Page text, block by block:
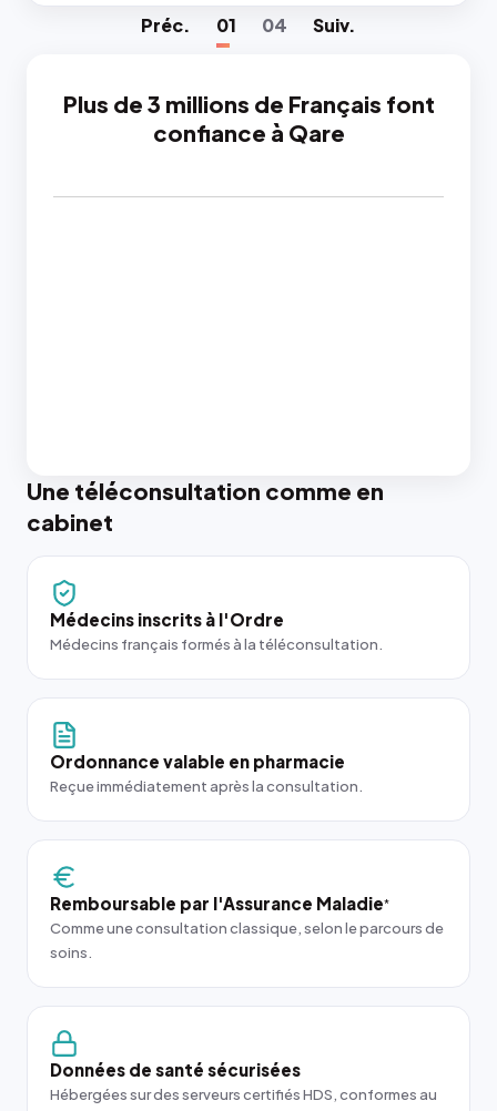
Préc. 01 04 Suiv.
Plus de 3 millions de Français font
confiance à Qare
Une téléconsultation comme en
cabinet
Médecins inscrits à l'Ordre
Médecins français formés à la téléconsultation.
Ordonnance valable en pharmacie
Reçue immédiatement après la consultation.
Remboursable par l'Assurance Maladie*
Comme une consultation classique, selon le parcours de
soins.
Données de santé sécurisées
Hébergées sur des serveurs certifiés HDS, conformes au